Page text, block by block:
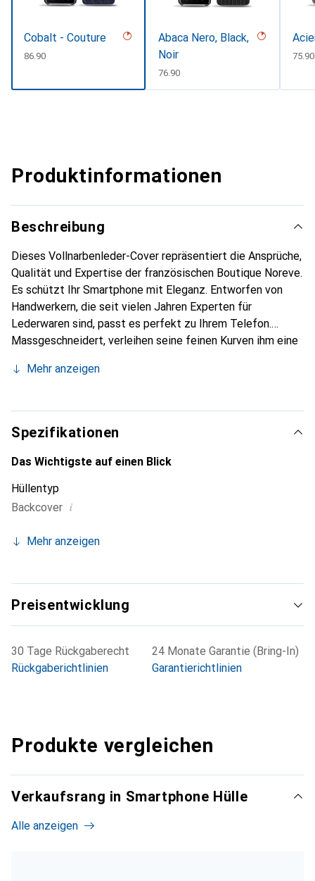
Cobalt - Couture
CHF
86.90
Abaca Nero, Black,
Noir
CHF
76.90
CHF
75.90
Produktinformationen
Beschreibung
Dieses Vollnarbenleder-Cover repräsentiert die Ansprüche,
Qualität und Expertise der französischen Boutique Noreve.
Es schützt Ihr Smartphone mit Eleganz. Entworfen von
Handwerkern, die seit vielen Jahren Experten für
Lederwaren sind, passt es perfekt zu Ihrem Telefon.
Massgeschneidert, verleihen seine feinen Kurven ihm eine
unverzichtbaren Accessoire Ihres Smartphones.
die Marke Noreve eine sichere Wahl für eine
anspruchsvolle Kundschaft.
Mehr anzeigen
Spezifikationen
Das Wichtigste auf einen Blick
Hüllentyp
Backcover i
Mehr anzeigen
Preisentwicklung
30 Tage Rückgaberecht
Rückgaberichtlinien
24 Monate Garantie (Bring-In)
Garantierichtlinien
Produkte vergleichen
Verkaufsrang in Smartphone Hülle
Alle anzeigen